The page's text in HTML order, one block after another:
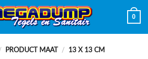
0
PRODUCT MAAT / 13 X 13 CM